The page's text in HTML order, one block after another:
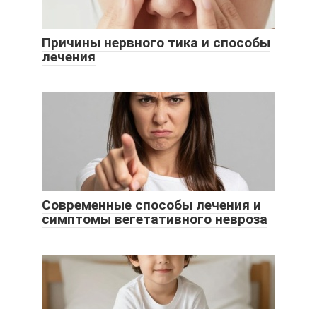
Причины нервного тика и способы
лечения
Современные способы лечения и
симптомы вегетативного невроза